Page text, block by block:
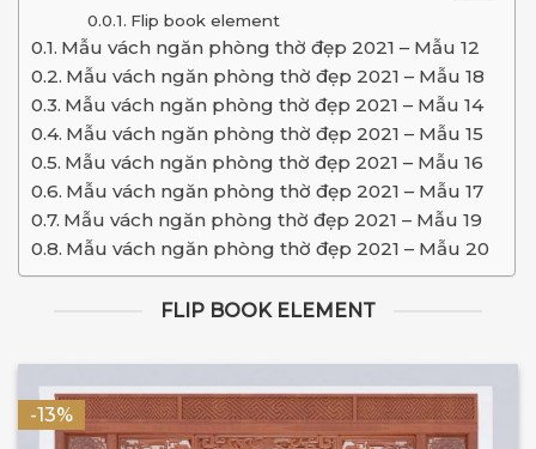
Flip book element
Mẫu vách ngăn phòng thờ đẹp 2021 – Mẫu 12
Mẫu vách ngăn phòng thờ đẹp 2021 – Mẫu 18
Mẫu vách ngăn phòng thờ đẹp 2021 – Mẫu 14
Mẫu vách ngăn phòng thờ đẹp 2021 – Mẫu 15
Mẫu vách ngăn phòng thờ đẹp 2021 – Mẫu 16
Mẫu vách ngăn phòng thờ đẹp 2021 – Mẫu 17
Mẫu vách ngăn phòng thờ đẹp 2021 – Mẫu 19
Mẫu vách ngăn phòng thờ đẹp 2021 – Mẫu 20
FLIP BOOK ELEMENT
-13%